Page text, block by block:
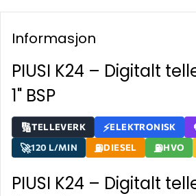
Informasjon
PIUSI K24 – Digitalt
1" BSP
TELLEVERK ELEKTRONISK
120 L/MIN
DIESEL HVO
PIUSI K24 – Digitalt